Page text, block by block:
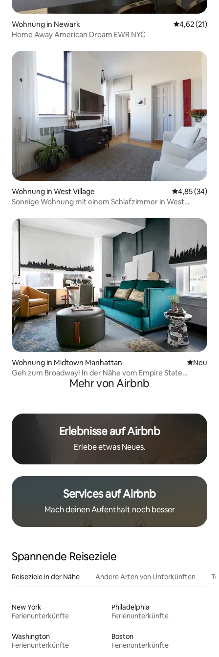
Wohnung in Newark
4,62 (21)
Home Away American Dream EWR NYC
Wohnung in West Village
4,85 (34)
Sonnige Wohnung mit einem Schlafzimmer in West
Wohnung in Midtown Manhattan Neue
Neu
Geh zum Broadway! In der Nähe vom Empire State
Mehr von Airbnb
Erlebnisse auf Airbnb
Erlebe etwas Neues.
Services auf Airbnb
Mach deinen Aufenthalt noch besser
Spannende Reiseziele
Reiseziele in der Nähe Andere Arten von Unterkünften
New York
Ferienunterkünfte
Philadelphia
Ferienunterkünfte
Washington
Ferienunterkünfte
Boston
Ferienunterkünfte